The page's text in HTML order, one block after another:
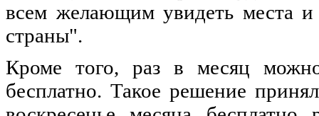
всем желающим увидеть места и
страны".
Кроме того, раз в месяц
бесплатно. Такое решение